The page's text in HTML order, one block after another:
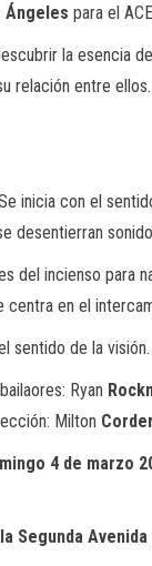
Ángeles para el
la esencia
relación entre
inicia con el
del incienso
centra en el
sentido de la
Ryan
Milton
4 de marzo
Segunda